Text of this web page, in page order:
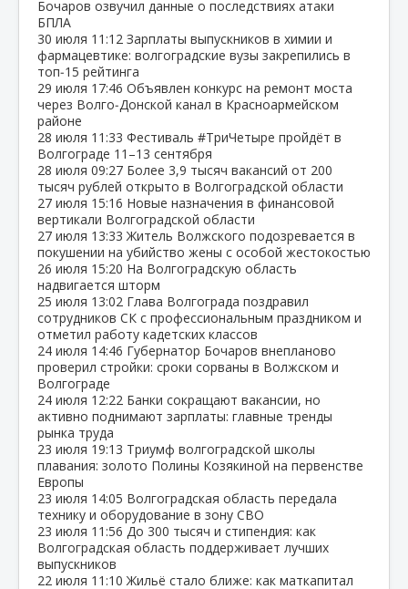
Бочаров озвучил данные о последствиях атаки
БПЛА
30 июля 11:12 Зарплаты выпускников в химии и
фармацевтике: волгоградские вузы закрепились в
топ‑15 рейтинга
29 июля 17:46 Объявлен конкурс на ремонт моста
через Волго‑Донской канал в Красноармейском
районе
28 июля 11:33 Фестиваль #ТриЧетыре пройдёт в
Волгограде 11–13 сентября
28 июля 09:27 Более 3,9 тысяч вакансий от 200
тысяч рублей открыто в Волгоградской области
27 июля 15:16 Новые назначения в финансовой
вертикали Волгоградской области
27 июля 13:33 Житель Волжского подозревается в
покушении на убийство жены с особой жестокостью
26 июля 15:20 На Волгоградскую область
надвигается шторм
25 июля 13:02 Глава Волгограда поздравил
сотрудников СК с профессиональным праздником и
отметил работу кадетских классов
24 июля 14:46 Губернатор Бочаров внепланово
проверил стройки: сроки сорваны в Волжском и
Волгограде
24 июля 12:22 Банки сокращают вакансии, но
активно поднимают зарплаты: главные тренды
рынка труда
23 июля 19:13 Триумф волгоградской школы
плавания: золото Полины Козякиной на первенстве
Европы
23 июля 14:05 Волгоградская область передала
технику и оборудование в зону СВО
23 июля 11:56 До 300 тысяч и стипендия: как
Волгоградская область поддерживает лучших
выпускников
22 июля 11:10 Жильё стало ближе: как маткапитал